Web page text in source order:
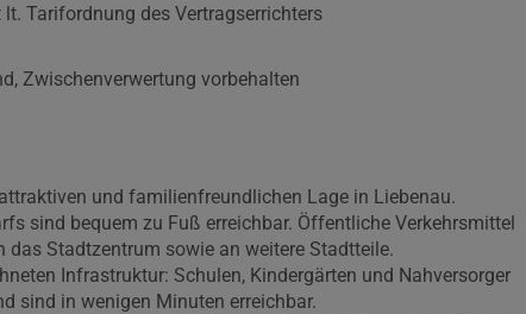
Tarifordnung des Vertragserrichters
Zwischenverwertung vorbehalten
und familienfreundlichen Lage in Liebenau.
sind bequem zu Fuß erreichbar. Öffentliche Verkehrsmittel
Stadtzentrum sowie an weitere Stadtteile.
Infrastruktur: Schulen, Kindergärten und Nahversorger
sind in wenigen Minuten erreichbar.